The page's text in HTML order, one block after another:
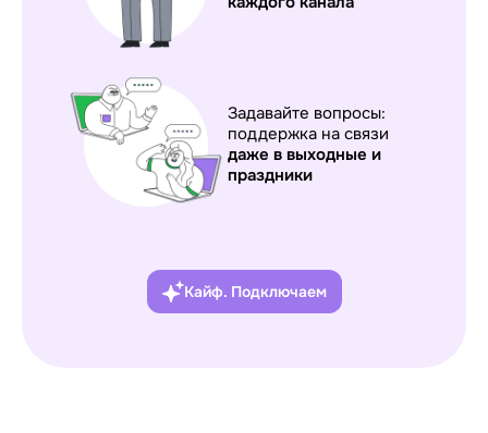
Задавайте вопросы:
поддержка на связи
даже в выходные и
праздники
Кайф. Подключаем